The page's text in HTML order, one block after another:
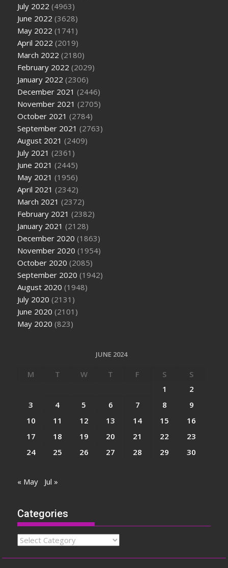
July 2022 (4963)
June 2022 (3628)
May 2022 (1741)
April 2022 (2019)
March 2022 (2180)
February 2022 (2029)
January 2022 (2306)
December 2021 (2446)
November 2021 (2705)
October 2021 (2784)
September 2021 (2763)
August 2021 (2409)
July 2021 (2361)
June 2021 (2445)
May 2021 (1956)
April 2021 (2342)
March 2021 (2372)
February 2021 (2382)
January 2021 (2128)
December 2020 (1863)
November 2020 (1954)
October 2020 (2085)
September 2020 (1942)
August 2020 (1948)
July 2020 (2131)
June 2020 (2101)
May 2020 (823)
JUNE 2024
M T W T F S
S
1
2
3
4 5 6 7 8
9
10
11 12 13 14 15
16
17
18 19 20 21 22
23
24
25 26 27 28 29 30
« May Jul »
Categories
Categories